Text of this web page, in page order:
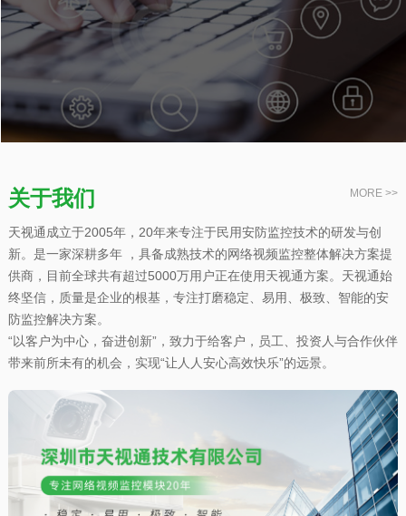
关于我们 MORE >>
天视通成立于2005年，20年来专注于民用安防监控技术的研发与创
新。是一家深耕多年 ，具备成熟技术的网络视频监控整体解决方案提
供商，目前全球共有超过5000万用户正在使用天视通方案。天视通始
终坚信，质量是企业的根基，专注打磨稳定、易用、极致、智能的安
防监控解决方案。
“以客户为中心，奋进创新”，致力于给客户，员工、投资人与合作伙伴
带来前所未有的机会，实现“让人人安心高效快乐”的远景。